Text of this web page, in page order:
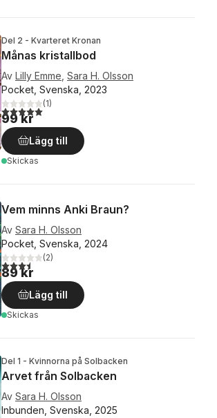
Del 2 - Kvarteret Kronan
Månas kristallbod
Av Lilly Emme Sara H. Olsson
Pocket, Svenska, 2023
5,0utav 5 stjärnor. Totalt antal röster:
(1)
99 kr
Lägg till
Skickas
Vem minns Anki Braun?
Av Sara H. Olsson
Pocket, Svenska, 2024
3,5utav 5 stjärnor. Totalt antal röster:
(2)
89 kr
Lägg till
Skickas
Del 1 - Kvinnorna på Solbacken
Arvet från Solbacken
Av Sara H. Olsson
Inbunden, Svenska, 2025